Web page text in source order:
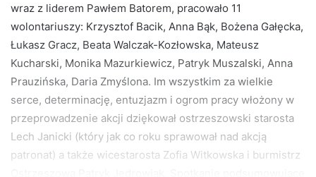
wraz z liderem Pawłem Batorem, pracowało 11
wolontariuszy: Krzysztof Bacik, Anna Bąk, Bożena Gałęcka,
Łukasz Gracz, Beata Walczak-Kozłowska, Mateusz
Kucharski, Monika Mazurkiewicz, Patryk Muszalski, Anna
Prauzińska, Daria Zmyślona. Im wszystkim za wielkie
serce, determinację, entuzjazm i ogrom pracy włożony w
przeprowadzenie akcji dziękował ostrzeszowski starosta
Lech Janicki (który jak co roku sprawował nad akcją
patronat) a także wicestarosta Zofia Witkowska i burmistrz